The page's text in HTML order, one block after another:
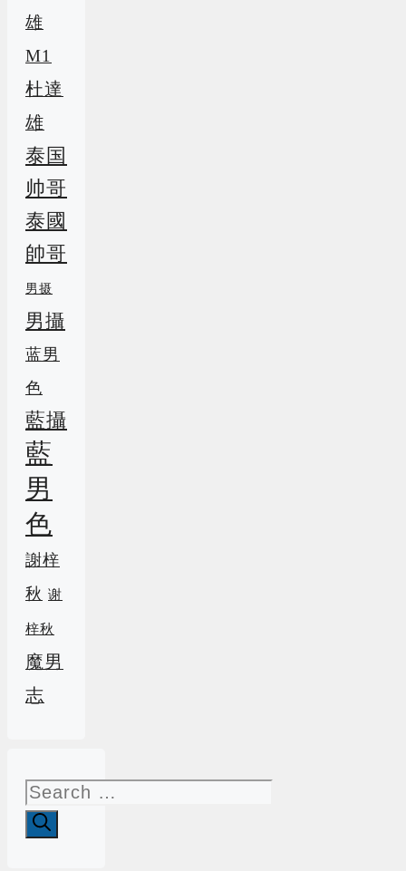
雄
M1
杜達
雄
泰国
帅哥
泰國
帥哥
男摄
男攝
蓝男
色
藍攝
藍
男
色
謝梓
秋 谢
梓秋
魔男
志
Search
for: